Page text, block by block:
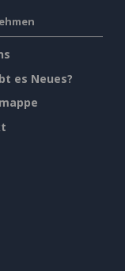
es Neues?